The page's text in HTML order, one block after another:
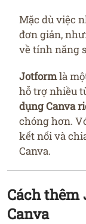
Mặc dù việc
đơn giản,
về tính năng
Jotformlà
hỗ trợ nhiều
dụng Canva
chóng hơn.
kết nối và
Canva.
Cách
Canva